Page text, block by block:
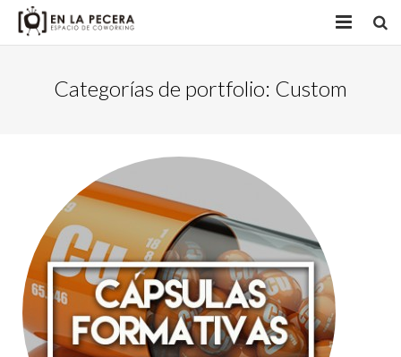
ACTIVIDADES
CONTACTO
Categorías de portfolio: Custom